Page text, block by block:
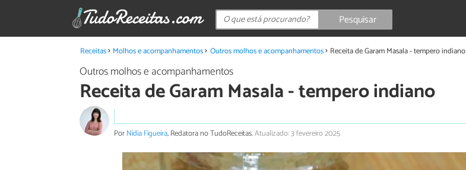
Pesquisar
Receitas Molhos e acompanhamentos Outros molhos e acompanhamentos Receita de Garam Masala - tempero indiano
Outros molhos e acompanhamentos
Receita de Garam Masala - tempero indiano
PorNídia Figueira, Redatora no TudoReceitas.Atualizado: 3 fevereiro 2025